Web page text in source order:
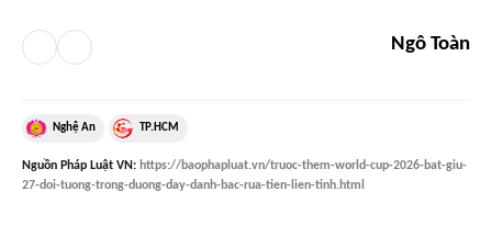
Ngô Toàn
Nghệ An TP.HCM
Nguồn Pháp Luật VN: https://baophapluat.vn/truoc-them-world-cup-2026-bat-giu-
27-doi-tuong-trong-duong-day-danh-bac-rua-tien-lien-tinh.html